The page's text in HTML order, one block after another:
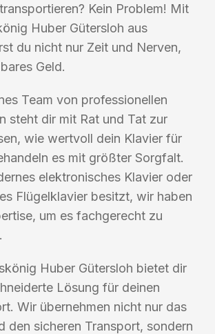
Kein Problem! Mit
Huber Gütersloh aus
du nicht nur Zeit und Nerven,
Geld.
Team von professionellen
steht dir mit Rat und Tat zur
wie wertvoll dein Klavier für
es mit größter Sorgfalt.
elektronisches Klavier oder
Flügelklavier besitzt, wir haben
um es fachgerecht zu
Huber Gütersloh bietet dir
Lösung für deinen
Wir übernehmen nicht nur das
den sicheren Transport, sondern